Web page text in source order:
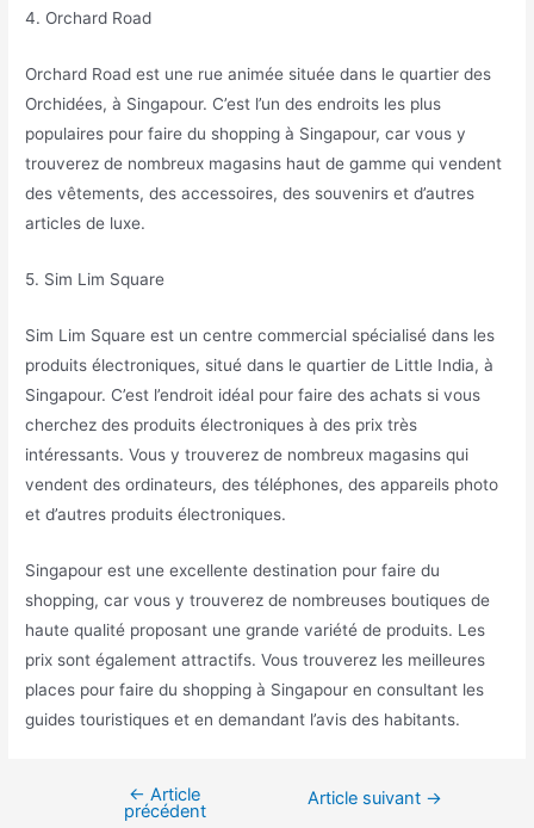
4. Orchard Road
Orchard Road est une rue animée située dans le quartier des
Orchidées, à Singapour. C’est l’un des endroits les plus
populaires pour faire du shopping à Singapour, car vous y
trouverez de nombreux magasins haut de gamme qui vendent
des vêtements, des accessoires, des souvenirs et d’autres
articles de luxe.
5. Sim Lim Square
Sim Lim Square est un centre commercial spécialisé dans les
produits électroniques, situé dans le quartier de Little India, à
Singapour. C’est l’endroit idéal pour faire des achats si vous
cherchez des produits électroniques à des prix très
intéressants. Vous y trouverez de nombreux magasins qui
vendent des ordinateurs, des téléphones, des appareils photo
et d’autres produits électroniques.
Singapour est une excellente destination pour faire du
shopping, car vous y trouverez de nombreuses boutiques de
haute qualité proposant une grande variété de produits. Les
prix sont également attractifs. Vous trouverez les meilleures
places pour faire du shopping à Singapour en consultant les
guides touristiques et en demandant l’avis des habitants.
Navigation
← Article
précédent
Article suivant →